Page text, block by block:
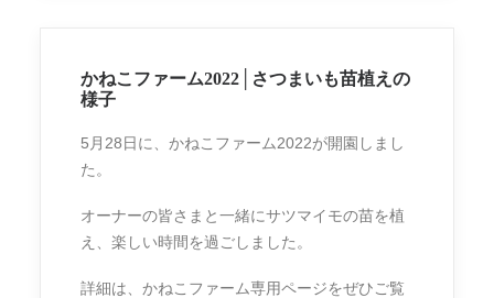
かねこファーム2022│さつまいも苗植えの
様子
5月28日に、かねこファーム2022が開園しまし
た。
オーナーの皆さまと一緒にサツマイモの苗を植
え、楽しい時間を過ごしました。
詳細は、かねこファーム専用ページをぜひご覧